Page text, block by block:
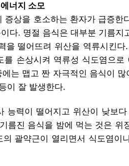
너지 소모
증상을 호소하는 환자가 급증한
다. 명절 음식은 대부분 기름지
을 떨어뜨려 위산을 역류시킨다
를 손상시켜 역류성 식도염으로
는 맵고 짠 자극적인 음식이
이 잘 발생한다.
능력이 떨어지고 위산이 낮보
름진 음식을 밤에 먹는 것은 위
괄약근이 열리면서 식도염이